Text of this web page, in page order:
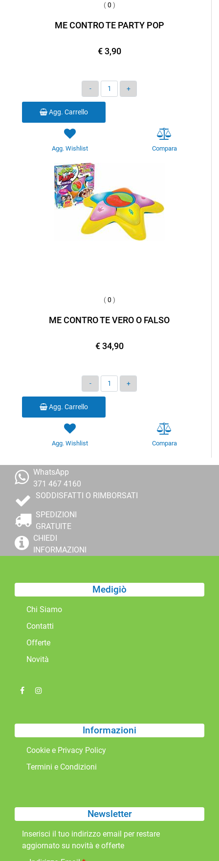
(0 )
ME CONTRO TE PARTY POP
€ 3,90
Quantità
Agg. Carrello
Agg. Wishlist Compara
(0 )
ME CONTRO TE VERO O FALSO
€ 34,90
Quantità
Agg. Carrello
Agg. Wishlist Compara
WhatsApp
371 467 4160
SODDISFATTI O RIMBORSATI
SPEDIZIONI
GRATUITE
CHIEDI
INFORMAZIONI
Medigiò
Chi Siamo
Contatti
Offerte
Novità
Informazioni
Cookie e Privacy Policy
Termini e Condizioni
Newsletter
Inserisci il tuo indirizzo email per restare
aggiornato su novità e offerte